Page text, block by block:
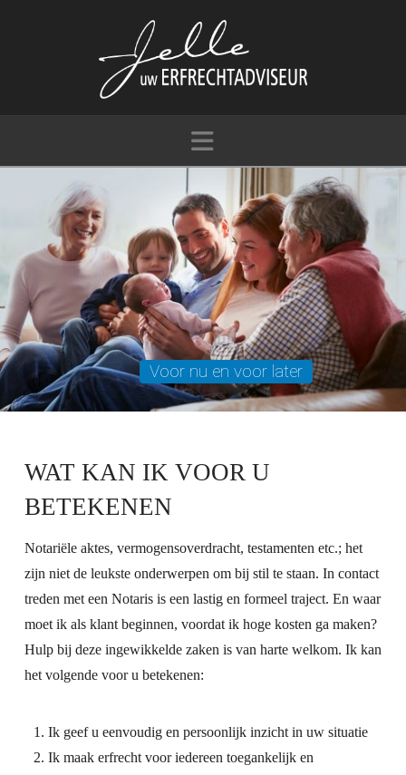
Navigation
Voor nu en voor later
WAT KAN IK VOOR U
BETEKENEN
Notariële aktes, vermogensoverdracht, testamenten etc.; het
zijn niet de leukste onderwerpen om bij stil te staan. In contact
treden met een Notaris is een lastig en formeel traject. En waar
moet ik als klant beginnen, voordat ik hoge kosten ga maken?
Hulp bij deze ingewikkelde zaken is van harte welkom. Ik kan
het volgende voor u betekenen:
Ik geef u eenvoudig en persoonlijk inzicht in uw situatie
Ik maak erfrecht voor iedereen toegankelijk en